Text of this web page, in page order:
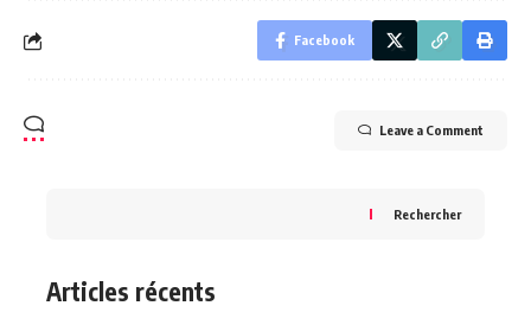
Facebook
Leave a Comment
Rechercher
Articles récents